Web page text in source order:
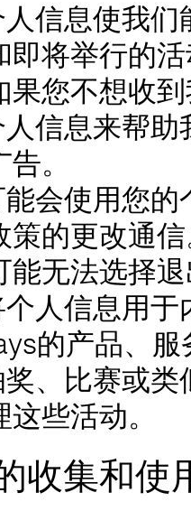
信息使我
即将举行的
果您不想收
信息来帮
。
会使用您
策的更改通
能无法选择
人信息用
的产品、
、比赛或
些活动。
收集和使